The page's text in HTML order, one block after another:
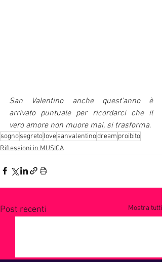
San Valentino anche quest’anno è
arrivato puntuale per ricordarci che il
vero amore non muore mai, si trasforma.
sognosegretolovesanvalentinodream proibito
Riflessioni in MUSICA
Post recenti Mostra tutti